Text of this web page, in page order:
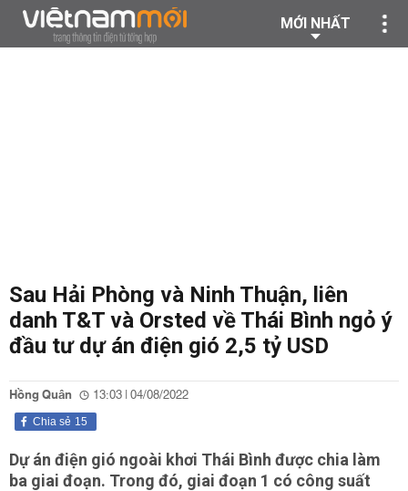
MỚI NHẤT
Sau Hải Phòng và Ninh Thuận, liên
danh T&T và Orsted về Thái Bình ngỏ ý
đầu tư dự án điện gió 2,5 tỷ USD
Hồng Quân 13:03 | 04/08/2022
15
Chia sẻ
Dự án điện gió ngoài khơi Thái Bình được chia làm
ba giai đoạn. Trong đó, giai đoạn 1 có công suất